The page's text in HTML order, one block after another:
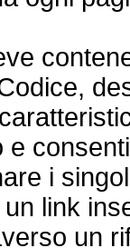
i
link
un